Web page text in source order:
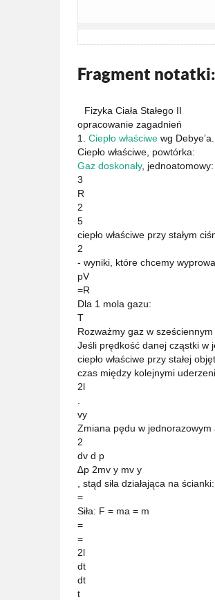
Fragment notatki:
Fizyka Ciała Stałego II
opracowanie zagadnień
1. Ciepło właściwe wg Debye’a.
Ciepło właściwe, powtórka:
Gaz doskonały, jednoatomowy:
3
R
2
5
ciepło właściwe przy stałym
2
- wyniki, które chcemy
pV
=R
Dla 1 mola gazu:
T
Rozważmy gaz w
Jeśli prędkość danej cząstki w
ciepło właściwe przy stałej
czas między kolejnymi
2l
vy
Zmiana pędu w
2
dv d p
∆p 2mv y mv y
, stąd siła działająca na
=
Siła: F = ma = m
=
=
2l
dt
dt
t